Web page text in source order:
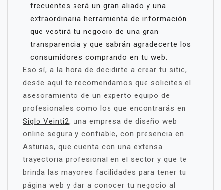
frecuentes será un gran aliado y una
extraordinaria herramienta de información
que vestirá tu negocio de una gran
transparencia y que sabrán agradecerte los
consumidores comprando en tu web.
Eso sí, a la hora de decidirte a crear tu sitio,
desde aquí te recomendamos que solicites el
asesoramiento de un experto equipo de
profesionales como los que encontrarás en
Siglo Veinti2, una empresa de diseño web
online segura y confiable, con presencia en
Asturias, que cuenta con una extensa
trayectoria profesional en el sector y que te
brinda las mayores facilidades para tener tu
página web y dar a conocer tu negocio al